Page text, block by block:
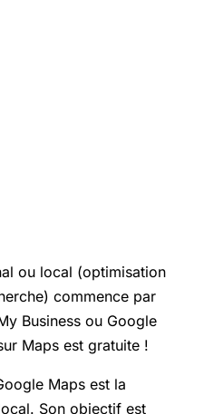
ou local (optimisation
commence par
Business ou Google
Maps est gratuite !
Maps est la
Son objectif est